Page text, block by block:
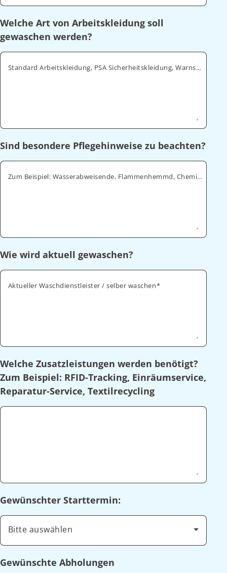
Welche Art von Arbeitskleidung soll
gewaschen werden?
Standard Arbeitskleidung, PSA Sicherheitskleidung, Warnschutz, ESD
Sind besondere Pflegehinweise zu beachten?
Zum Beispiel: Wasserabweisende, Flammenhemmd, Chemikalienabweisende
Wie wird aktuell gewaschen?
Aktueller Waschdienstleister / selber waschen
Welche Zusatzleistungen werden benötigt?
Zum Beispiel: RFID-Tracking, Einräumservice,
Reparatur-Service, Textilrecycling
Gewünschter Starttermin:
Bitte auswählen
Gewünschte Abholungen